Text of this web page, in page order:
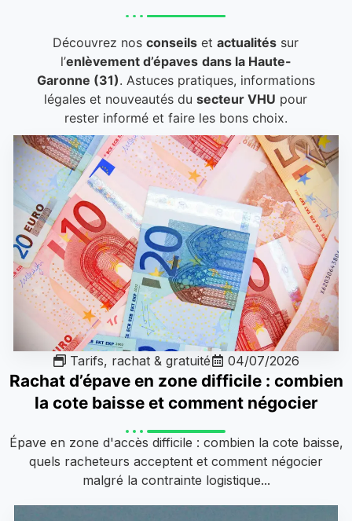
Découvrez nosconseils etactualités sur
l’enlèvement d’épaves dans la Haute-
Garonne (31). Astuces pratiques, informations
légales et nouveautés dusecteur VHU pour
rester informé et faire les bons choix.
Tarifs, rachat & gratuité 04/07/2026
Rachat d’épave en zone difficile : combien
la cote baisse et comment négocier
Épave en zone d'accès difficile : combien la cote baisse,
quels racheteurs acceptent et comment négocier
malgré la contrainte logistique...